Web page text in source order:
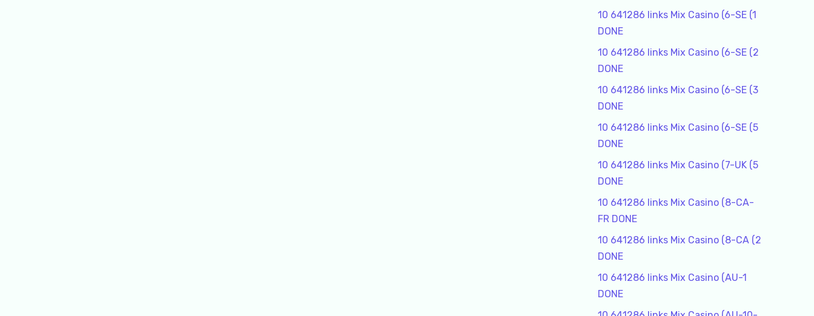
10 641286 links Mix Casino (6-SE (1
DONE
10 641286 links Mix Casino (6-SE (2
DONE
10 641286 links Mix Casino (6-SE (3
DONE
10 641286 links Mix Casino (6-SE (5
DONE
10 641286 links Mix Casino (7-UK (5
DONE
10 641286 links Mix Casino (8-CA-
FR DONE
10 641286 links Mix Casino (8-CA (2
DONE
10 641286 links Mix Casino (AU-1
DONE